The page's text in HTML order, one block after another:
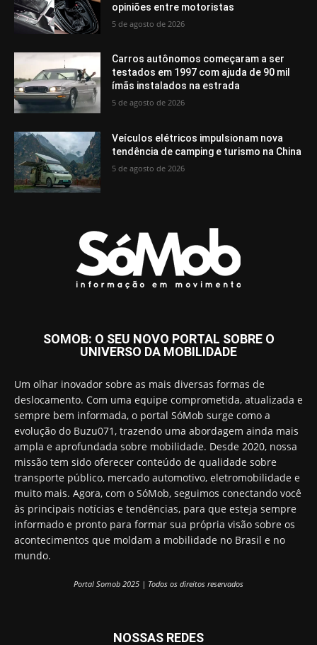
opiniões entre motoristas
5 de agosto de 2026
Carros autônomos começaram a ser
testados em 1997 com ajuda de 90 mil
ímãs instalados na estrada
5 de agosto de 2026
Veículos elétricos impulsionam nova
tendência de camping e turismo na China
5 de agosto de 2026
SOMOB: O SEU NOVO PORTAL SOBRE O
UNIVERSO DA MOBILIDADE
Um olhar inovador sobre as mais diversas formas de
deslocamento. Com uma equipe comprometida, atualizada e
sempre bem informada, o portal SóMob surge como a
evolução do Buzu071, trazendo uma abordagem ainda mais
ampla e aprofundada sobre mobilidade. Desde 2020, nossa
missão tem sido oferecer conteúdo de qualidade sobre
transporte público, mercado automotivo, eletromobilidade e
muito mais. Agora, com o SóMob, seguimos conectando você
às principais notícias e tendências, para que esteja sempre
informado e pronto para formar sua própria visão sobre os
acontecimentos que moldam a mobilidade no Brasil e no
mundo.
Portal Somob 2025 | Todos os direitos reservados
NOSSAS REDES